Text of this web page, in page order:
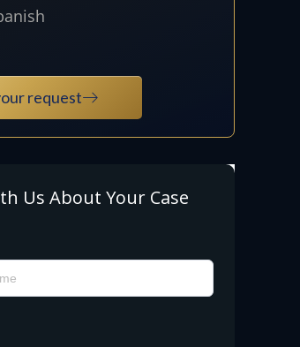
request